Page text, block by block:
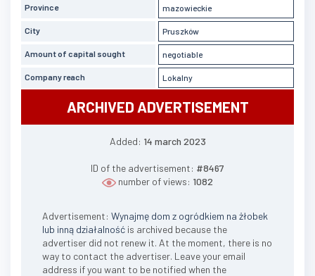
Province mazowieckie
City Pruszków
Amount of capital sought negotiable
Company reach Lokalny
ARCHIVED ADVERTISEMENT
Added: 14 march 2023
ID of the advertisement: #8467
number of views: 1082
Advertisement: Wynajmę dom z ogródkiem na żłobek
lub inną działalność is archived because the
advertiser did not renew it. At the moment, there is no
way to contact the advertiser. Leave your email
address if you want to be notified when the